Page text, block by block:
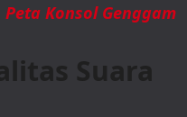
Konsol Genggam
Suara